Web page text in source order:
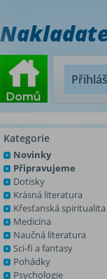
Kategorie
Novinky
Připravujeme
Dotisky
Krásná literatura
Křesťanská spiritualita
Medicína
Naučná literatura
Sci-fi a fantasy
Pohádky
Psychologie